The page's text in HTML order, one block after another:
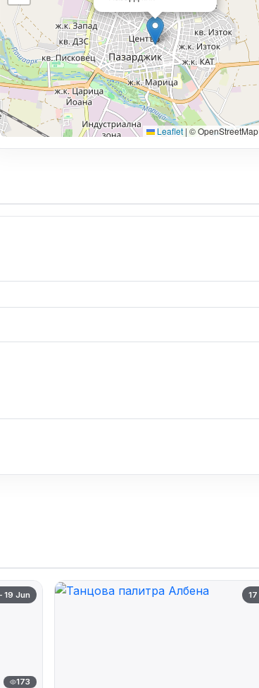
Leaflet |©
19 Jun
173